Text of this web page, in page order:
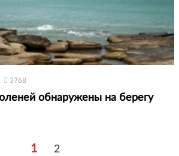
3768
обнаружены на берегу
1 2